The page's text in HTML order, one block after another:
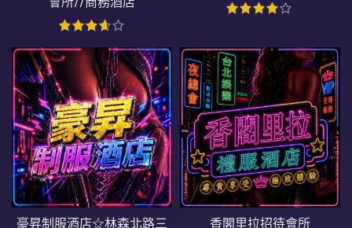
豪昇制服酒店☆林森北路三
香閣里拉招待會所